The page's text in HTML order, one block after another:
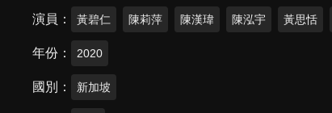
演員 黃碧仁 陳莉萍 陳漢瑋 陳泓宇 黃思恬
年份 2020
國別 新加坡